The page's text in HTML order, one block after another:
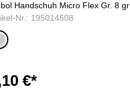
Handschuh Micro Flex Gr. 8 gr
Nr.: 195014608
€*